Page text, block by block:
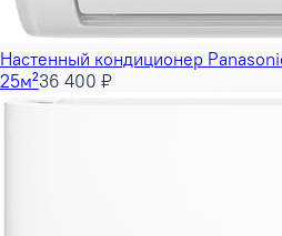
Настенный кондиционер
25м²36 400 ₽